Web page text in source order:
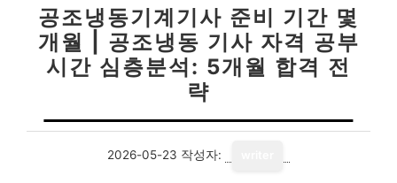
공조냉동기계기사 준비 기간 몇
개월 | 공조냉동 기사 자격 공부
시간 심층분석: 5개월 합격 전
략
2026-05-23 작성자: